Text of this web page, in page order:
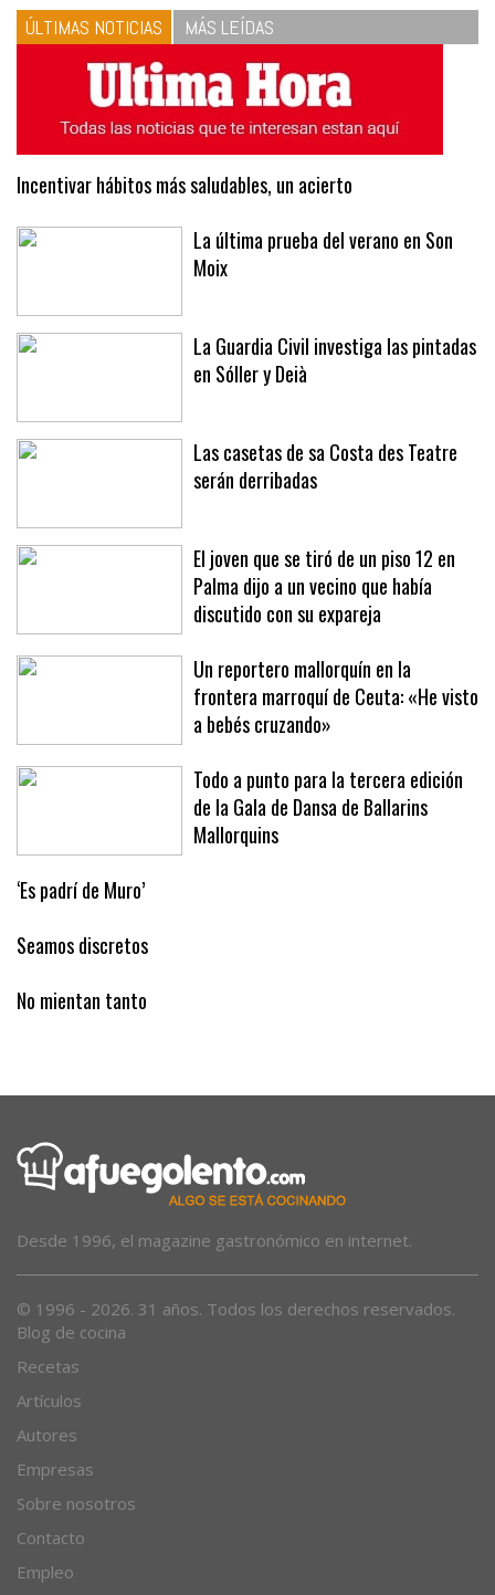
ÚLTIMAS NOTICIAS MÁS LEÍDAS
Incentivar hábitos más saludables, un acierto
La última prueba del verano en Son
Moix
La Guardia Civil investiga las pintadas
en Sóller y Deià
Las casetas de sa Costa des Teatre
serán derribadas
El joven que se tiró de un piso 12 en
Palma dijo a un vecino que había
discutido con su expareja
Un reportero mallorquín en la
frontera marroquí de Ceuta: «He visto
a bebés cruzando»
Todo a punto para la tercera edición
de la Gala de Dansa de Ballarins
Mallorquins
‘Es padrí de Muro’
Seamos discretos
No mientan tanto
Desde 1996, el magazine gastronómico en internet.
© 1996 - 2026. 31 años. Todos los derechos reservados.
Blog de cocina
Recetas
Artículos
Autores
Empresas
Sobre nosotros
Contacto
Empleo